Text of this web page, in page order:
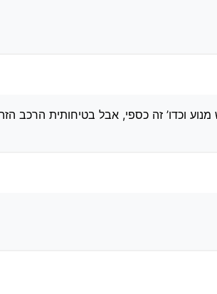
וכדו’ זה כספי, אבל בטיחותית הרכב